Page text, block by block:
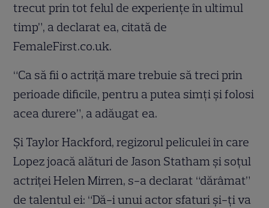
trecut prin tot felul de experienţe în ultimul
timp”, a declarat ea, citată de
FemaleFirst.co.uk.
“Ca să fii o actriţă mare trebuie să treci prin
perioade dificile, pentru a putea simţi şi folosi
acea durere”, a adăugat ea.
Şi Taylor Hackford, regizorul peliculei în care
Lopez joacă alături de Jason Statham şi soţul
actriţei Helen Mirren, s-a declarat “dărâmat”
de talentul ei: “Dă-i unui actor sfaturi şi-ţi va